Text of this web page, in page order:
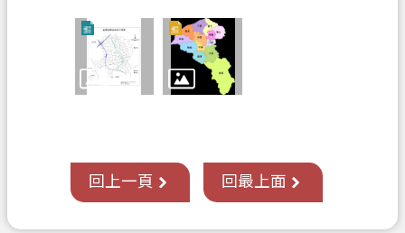
回上一頁 回最上面